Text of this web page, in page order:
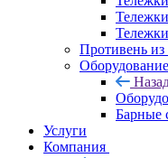
Противень
Барные
Услуги
Компания